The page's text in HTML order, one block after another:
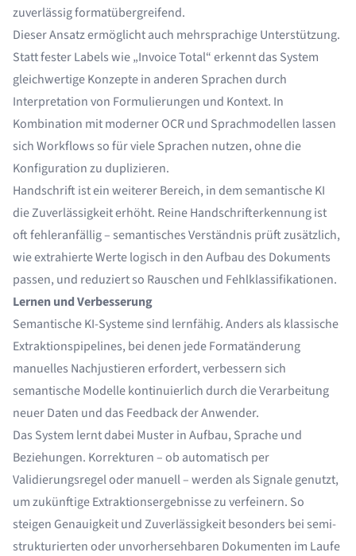
zuverlässig formatübergreifend.
Dieser Ansatz ermöglicht auch mehrsprachige Unterstützung.
Statt fester Labels wie „Invoice Total“ erkennt das System
gleichwertige Konzepte in anderen Sprachen durch
Interpretation von Formulierungen und Kontext. In
Kombination mit moderner OCR und Sprachmodellen lassen
sich Workflows so für viele Sprachen nutzen, ohne die
Konfiguration zu duplizieren.
Handschrift ist ein weiterer Bereich, in dem semantische KI
die Zuverlässigkeit erhöht. Reine Handschrifterkennung ist
oft fehleranfällig – semantisches Verständnis prüft zusätzlich,
wie extrahierte Werte logisch in den Aufbau des Dokuments
passen, und reduziert so Rauschen und Fehlklassifikationen.
Lernen und Verbesserung
Semantische KI-Systeme sind lernfähig. Anders als klassische
Extraktionspipelines, bei denen jede Formatänderung
manuelles Nachjustieren erfordert, verbessern sich
semantische Modelle kontinuierlich durch die Verarbeitung
neuer Daten und das Feedback der Anwender.
Das System lernt dabei Muster in Aufbau, Sprache und
Beziehungen. Korrekturen – ob automatisch per
Validierungsregel oder manuell – werden als Signale genutzt,
um zukünftige Extraktionsergebnisse zu verfeinern. So
steigen Genauigkeit und Zuverlässigkeit besonders bei semi-
strukturierten oder unvorhersehbaren Dokumenten im Laufe